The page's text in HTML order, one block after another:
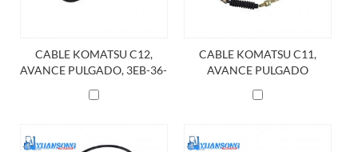
CABLE KOMATSU C12,
AVANCE PULGADO, 3EB-36-
CABLE KOMATSU C11,
AVANCE PULGADO